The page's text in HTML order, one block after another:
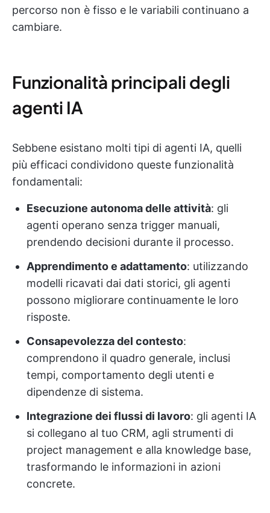
percorso non è fisso e le variabili continuano a
cambiare.
Funzionalità principali degli
agenti IA
Sebbene esistano molti tipi di agenti IA, quelli
più efficaci condividono queste funzionalità
fondamentali:
Esecuzione autonoma delle attività: gli
agenti operano senza trigger manuali,
prendendo decisioni durante il processo.
Apprendimento e adattamento: utilizzando
modelli ricavati dai dati storici, gli agenti
possono migliorare continuamente le loro
risposte.
Consapevolezza del contesto:
comprendono il quadro generale, inclusi
tempi, comportamento degli utenti e
dipendenze di sistema.
Integrazione dei flussi di lavoro: gli agenti IA
si collegano al tuo CRM, agli strumenti di
project management e alla knowledge base,
trasformando le informazioni in azioni
concrete.